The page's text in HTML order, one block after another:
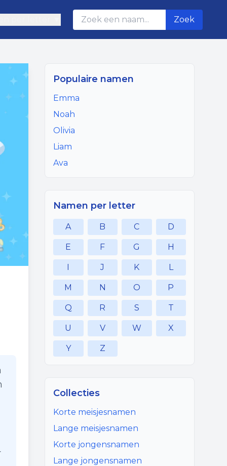
Zoek
Populaire namen
Emma
Noah
Olivia
Liam
Ava
Namen per letter
A B C D
E F G H
I J K L
M N O P
Q R S T
U V W X
Y Z
Collecties
Korte meisjesnamen
Lange meisjesnamen
Korte jongensnamen
Lange jongensnamen